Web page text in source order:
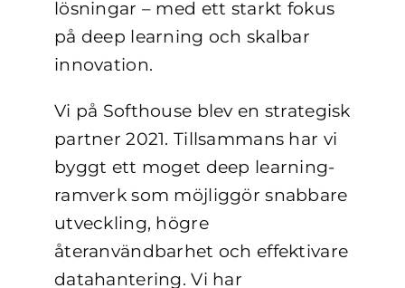
lösningar – med ett starkt fokus
på deep learning och skalbar
innovation.
Vi på Softhouse blev en strategisk
partner 2021. Tillsammans har vi
byggt ett moget deep learning-
ramverk som möjliggör snabbare
utveckling, högre
återanvändbarhet och effektivare
datahantering. Vi har